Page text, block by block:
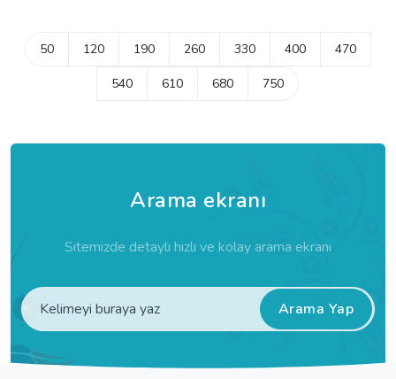
50 120 190 260 330 400 470
540 610 680 750
Arama ekranı
Sitemizde detaylı hızlı ve kolay arama ekranı
Arama Yap